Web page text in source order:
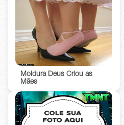
Moldura Deus Criou as
Mães